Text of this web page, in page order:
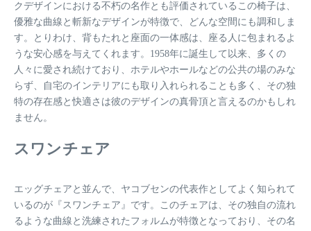
クデザインにおける不朽の名作とも評価されているこの椅子は、
優雅な曲線と斬新なデザインが特徴で、どんな空間にも調和しま
す。とりわけ、背もたれと座面の一体感は、座る人に包まれるよ
うな安心感を与えてくれます。1958年に誕生して以来、多くの
人々に愛され続けており、ホテルやホールなどの公共の場のみな
らず、自宅のインテリアにも取り入れられることも多く、その独
特の存在感と快適さは彼のデザインの真骨頂と言えるのかもしれ
ません。
スワンチェア
エッグチェアと並んで、ヤコブセンの代表作としてよく知られて
いるのが『スワンチェア』です。このチェアは、その独自の流れ
るような曲線と洗練されたフォルムが特徴となっており、その名